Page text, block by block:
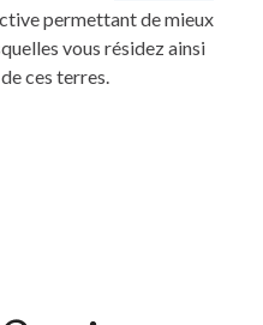
permettant de mieux
vous résidez ainsi
ces terres.